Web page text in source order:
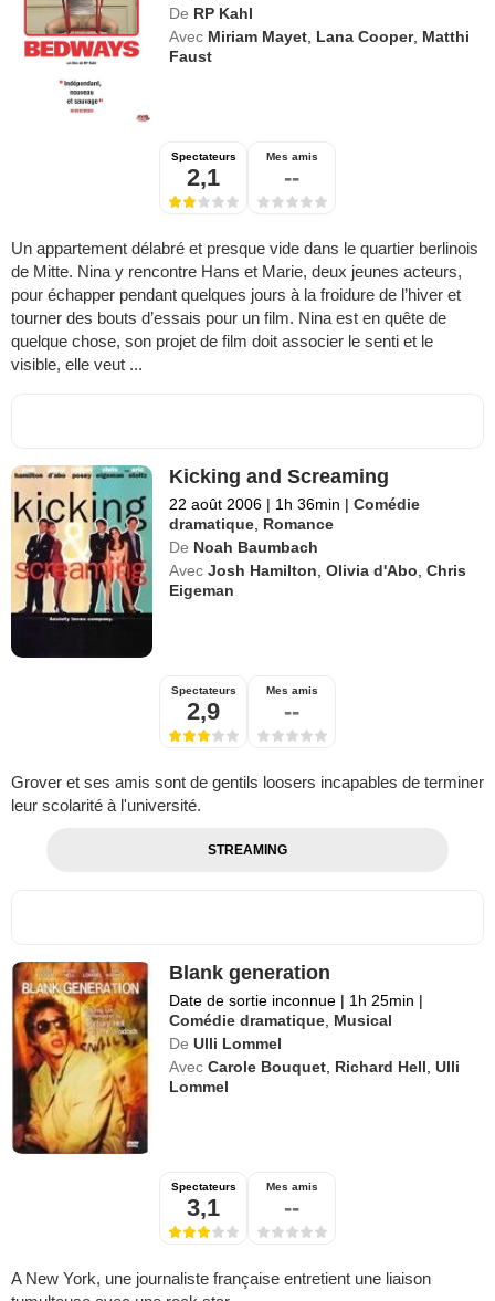
De RP Kahl
Avec Miriam Mayet Lana Cooper, Matthi
Faust
Spectateurs
2,1
Mes amis
--
Un appartement délabré et presque vide dans le quartier berlinois
de Mitte. Nina y rencontre Hans et Marie, deux jeunes acteurs,
pour échapper pendant quelques jours à la froidure de l’hiver et
tourner des bouts d’essais pour un film. Nina est en quête de
quelque chose, son projet de film doit associer le senti et le
visible, elle veut ...
Kicking and Screaming
22 août 2006 | 1h 36min | Comédie
dramatique Romance
De Noah Baumbach
Avec Josh Hamilton ,Olivia d'Abo ,Chris
Eigeman
Spectateurs
2,9
Mes amis
--
Grover et ses amis sont de gentils loosers incapables de terminer
leur scolarité à l'université.
STREAMING
Blank generation
Date de sortie inconnue | 1h 25min |
Comédie dramatique Musical
De Ulli Lommel
Avec Carole Bouquet Richard Hell ,Ulli
Lommel
Spectateurs
3,1
Mes amis
--
A New York, une journaliste française entretient une liaison